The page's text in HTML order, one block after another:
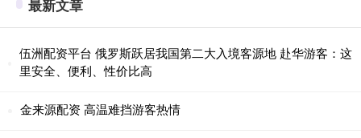
最新文章
伍洲配资平台 俄罗斯跃居我国第二大入境客源地 赴华游客：这
里安全、便利、性价比高
金来源配资 高温难挡游客热情